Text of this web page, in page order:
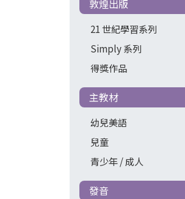
敦煌出版
21 世紀學習系列
Simply 系列
得獎作品
主教材
幼兒美語
兒童
青少年 / 成人
發音